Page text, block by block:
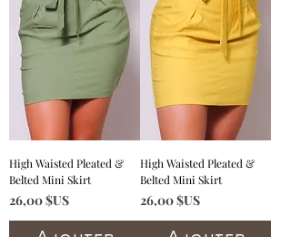
High Waisted Pleated &
Belted Mini Skirt
Prix
26,00 $US
High Waisted Pleated &
Belted Mini Skirt
Prix
26,00 $US